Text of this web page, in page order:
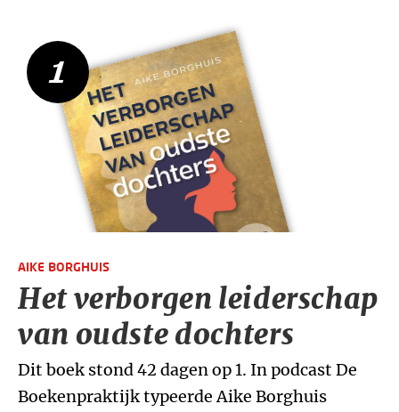
AIKE BORGHUIS
Het verborgen leiderschap
van oudste dochters
Dit boek stond 42 dagen op 1. In podcast De
Boekenpraktijk typeerde Aike Borghuis
1